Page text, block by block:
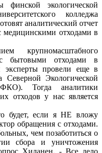
экологической
колледжа
аналитический отчет
медицинскими отходами в
крупномасштабного
бытовыми отходами в
эксперты провели еще в
Экологической
Тогда аналитики
отходов у нас является
будет, если я НЕ вложу
обращения с отходами.
чем позаботиться о
сбора и уничтожения